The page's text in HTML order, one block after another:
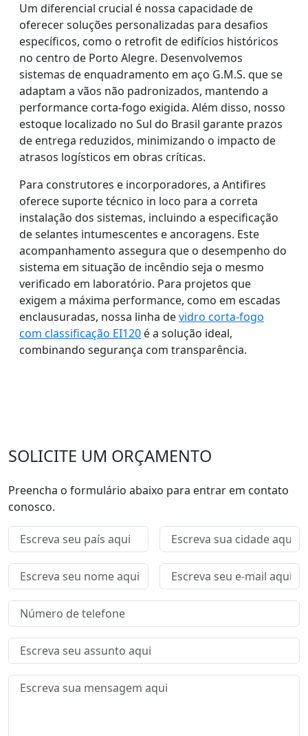
Um diferencial crucial é nossa capacidade de
oferecer soluções personalizadas para desafios
específicos, como o retrofit de edifícios históricos
no centro de Porto Alegre. Desenvolvemos
sistemas de enquadramento em aço G.M.S. que se
adaptam a vãos não padronizados, mantendo a
performance corta-fogo exigida. Além disso, nosso
estoque localizado no Sul do Brasil garante prazos
de entrega reduzidos, minimizando o impacto de
atrasos logísticos em obras críticas.
Para construtores e incorporadores, a Antifires
oferece suporte técnico in loco para a correta
instalação dos sistemas, incluindo a especificação
de selantes intumescentes e ancoragens. Este
acompanhamento assegura que o desempenho do
sistema em situação de incêndio seja o mesmo
verificado em laboratório. Para projetos que
exigem a máxima performance, como em escadas
enclausuradas, nossa linha devidro corta-fogo
com classificação EI120 é a solução ideal,
combinando segurança com transparência.
SOLICITE UM ORÇAMENTO
Preencha o formulário abaixo para entrar em contato
conosco.